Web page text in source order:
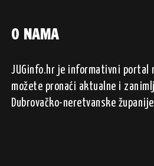
O NAMA
JUGinfo.hr je informativni portal
možete pronaći aktualne i
Dubrovačko-neretvanske